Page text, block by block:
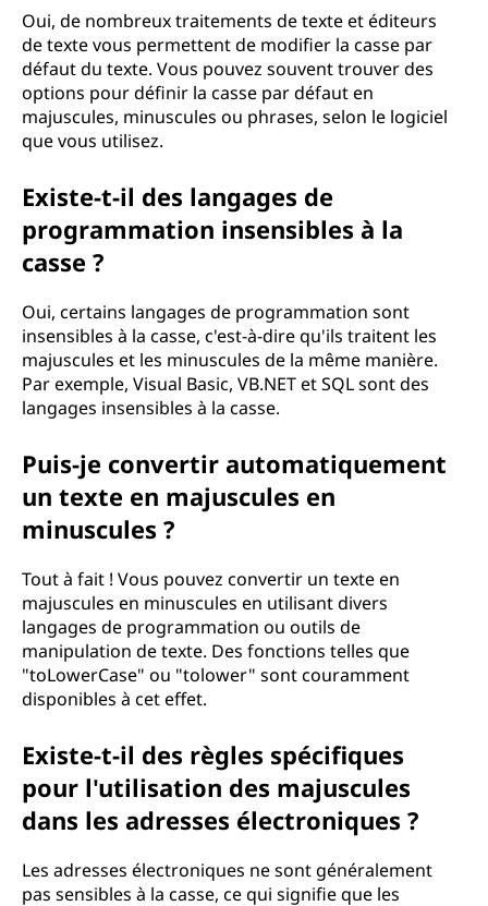
Oui, de nombreux traitements de texte et éditeurs
de texte vous permettent de modifier la casse par
défaut du texte. Vous pouvez souvent trouver des
options pour définir la casse par défaut en
majuscules, minuscules ou phrases, selon le logiciel
que vous utilisez.
Existe-t-il des langages de
programmation insensibles à la
casse ?
Oui, certains langages de programmation sont
insensibles à la casse, c'est-à-dire qu'ils traitent les
majuscules et les minuscules de la même manière.
Par exemple, Visual Basic, VB.NET et SQL sont des
langages insensibles à la casse.
Puis-je convertir automatiquement
un texte en majuscules en
minuscules ?
Tout à fait ! Vous pouvez convertir un texte en
majuscules en minuscules en utilisant divers
langages de programmation ou outils de
manipulation de texte. Des fonctions telles que
"toLowerCase" ou "tolower" sont couramment
disponibles à cet effet.
Existe-t-il des règles spécifiques
pour l'utilisation des majuscules
dans les adresses électroniques ?
Les adresses électroniques ne sont généralement
pas sensibles à la casse, ce qui signifie que les